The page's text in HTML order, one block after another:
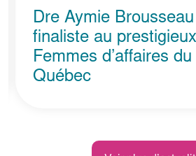
Dre Aymie Brousseau
nommée
de l’année 2008